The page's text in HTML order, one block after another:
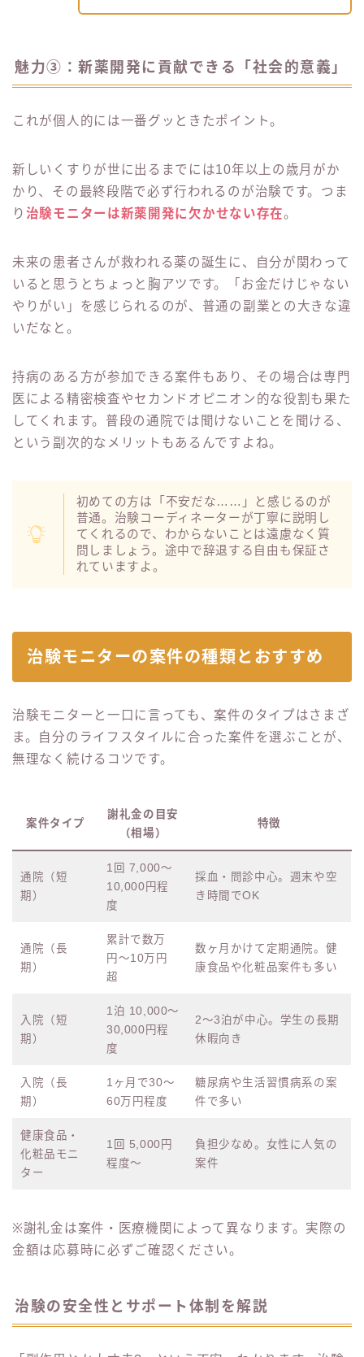
魅力③：新薬開発に貢献できる「社会的意義」
これが個人的には一番グッときたポイント。
新しいくすりが世に出るまでには10年以上の歳月がか
かり、その最終段階で必ず行われるのが治験です。つま
り 治験モニターは新薬開発に欠かせない存在。
未来の患者さんが救われる薬の誕生に、自分が関わって
いると思うとちょっと胸アツです。「お金だけじゃない
やりがい」を感じられるのが、普通の副業との大きな違
いだなと。
持病のある方が参加できる案件もあり、その場合は専門
医による精密検査やセカンドオピニオン的な役割も果た
してくれます。普段の通院では聞けないことを聞ける、
という副次的なメリットもあるんですよね。
初めての方は「不安だな……」と感じるのが
普通。治験コーディネーターが丁寧に説明し
てくれるので、わからないことは遠慮なく質
問しましょう。途中で辞退する自由も保証さ
れていますよ。
治験モニターの案件の種類とおすすめ
治験モニターと一口に言っても、案件のタイプはさまざ
ま。自分のライフスタイルに合った案件を選ぶことが、
無理なく続けるコツです。
案件タイプ
謝礼金の目安
（相場）
特徴
通院（短
期）
1回 7,000〜
10,000円程
度
採血・問診中心。週末や空
き時間でOK
通院（長
期）
累計で数万
円〜10万円
超
数ヶ月かけて定期通院。健
康食品や化粧品案件も多い
入院（短
期）
1泊 10,000〜
30,000円程
度
2〜3泊が中心。学生の長期
休暇向き
入院（長
期）
1ヶ月で30〜
60万円程度
糖尿病や生活習慣病系の案
件で多い
健康食品・
化粧品モニ
ター
1回 5,000円
程度〜
負担少なめ。女性に人気の
案件
※謝礼金は案件・医療機関によって異なります。実際の
金額は応募時に必ずご確認ください。
治験の安全性とサポート体制を解説